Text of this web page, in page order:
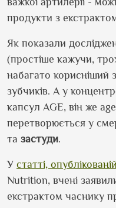
продукти з
Як показали
(простіше кажучи,
набагато корисніший
зубчиків. А у
капсул AGE, він же
перетворюється у
та застуди.
У статті,
Nutrition, вчені
екстрактом часнику